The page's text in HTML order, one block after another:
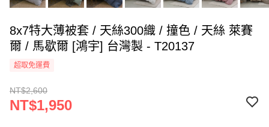
8x7特大薄被套 / 天絲300織 / 撞色 / 天絲 萊賽
爾 / 馬歇爾 [鴻宇] 台灣製 - T20137
超取免運費
NT$2,600
NT$1,950